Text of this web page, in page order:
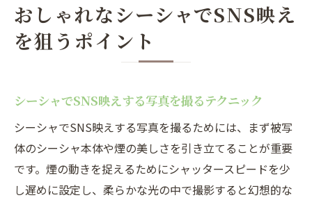
おしゃれなシーシャでSNS映え
を狙うポイント
シーシャでSNS映えする写真を撮るテクニック
シーシャでSNS映えする写真を撮るためには、まず被写
体のシーシャ本体や煙の美しさを引き立てることが重要
です。煙の動きを捉えるためにシャッタースピードを少
し遅めに設定し、柔らかな光の中で撮影すると幻想的な